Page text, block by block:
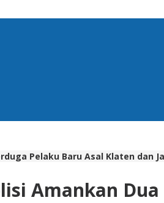
Pelaku Baru Asal Klaten dan
Amankan